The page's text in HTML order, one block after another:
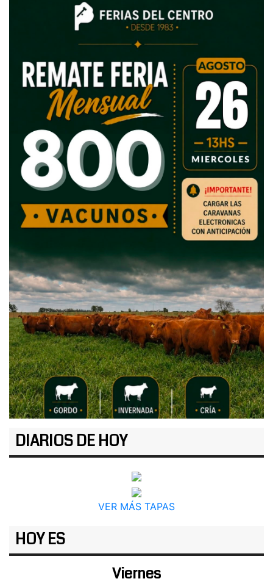
DIARIOS DE HOY
VER MÁS TAPAS
HOY ES
Viernes